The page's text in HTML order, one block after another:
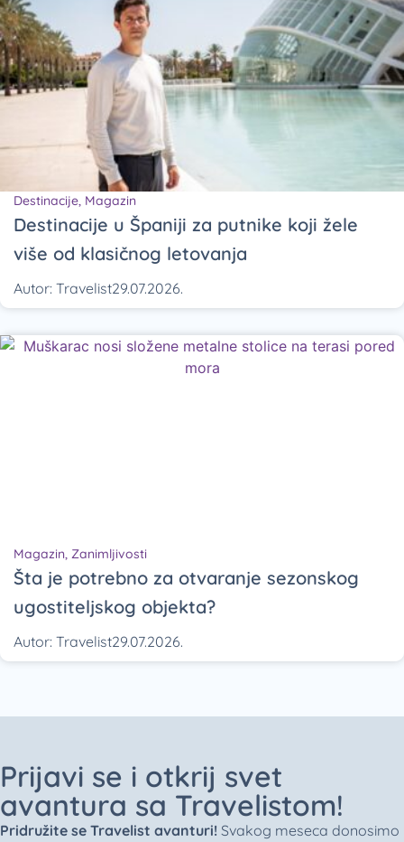
Destinacije, Magazin
Destinacije u Španiji za putnike koji žele
više od klasičnog letovanja
Autor: Travelist29.07.2026.
Magazin, Zanimljivosti
Šta je potrebno za otvaranje sezonskog
ugostiteljskog objekta?
Autor: Travelist29.07.2026.
Prijavi se i otkrij svet
avantura sa Travelistom!
Pridružite se Travelist avanturi! Svakog meseca donosimo